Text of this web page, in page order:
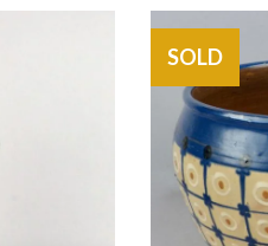
SOLD